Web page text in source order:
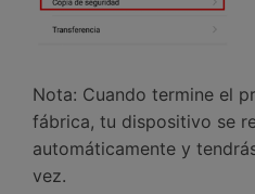
Nota: Cuando termine el
fábrica, tu dispositivo se
automáticamente y
vez.